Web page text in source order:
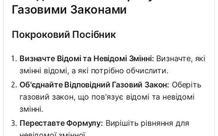
Газовими Законами
Покроковий Посібник
Визначте Відомі та Невідомі Змінні: Визначте, які
змінні відомі, а які потрібно обчислити.
Об'єднайте Відповідний Газовий Закон: Оберіть
газовий закон, що пов'язує відомі та невідомі
змінні.
Переставте Формулу: Вирішіть рівняння для